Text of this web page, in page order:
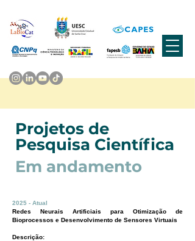
Projetos de
Pesquisa Científica
Em andamento
2025 - Atual
Redes Neurais Artificiais para Otimização de
Bioprocessos e Desenvolvimento de Sensores Virtuais
Descrição: